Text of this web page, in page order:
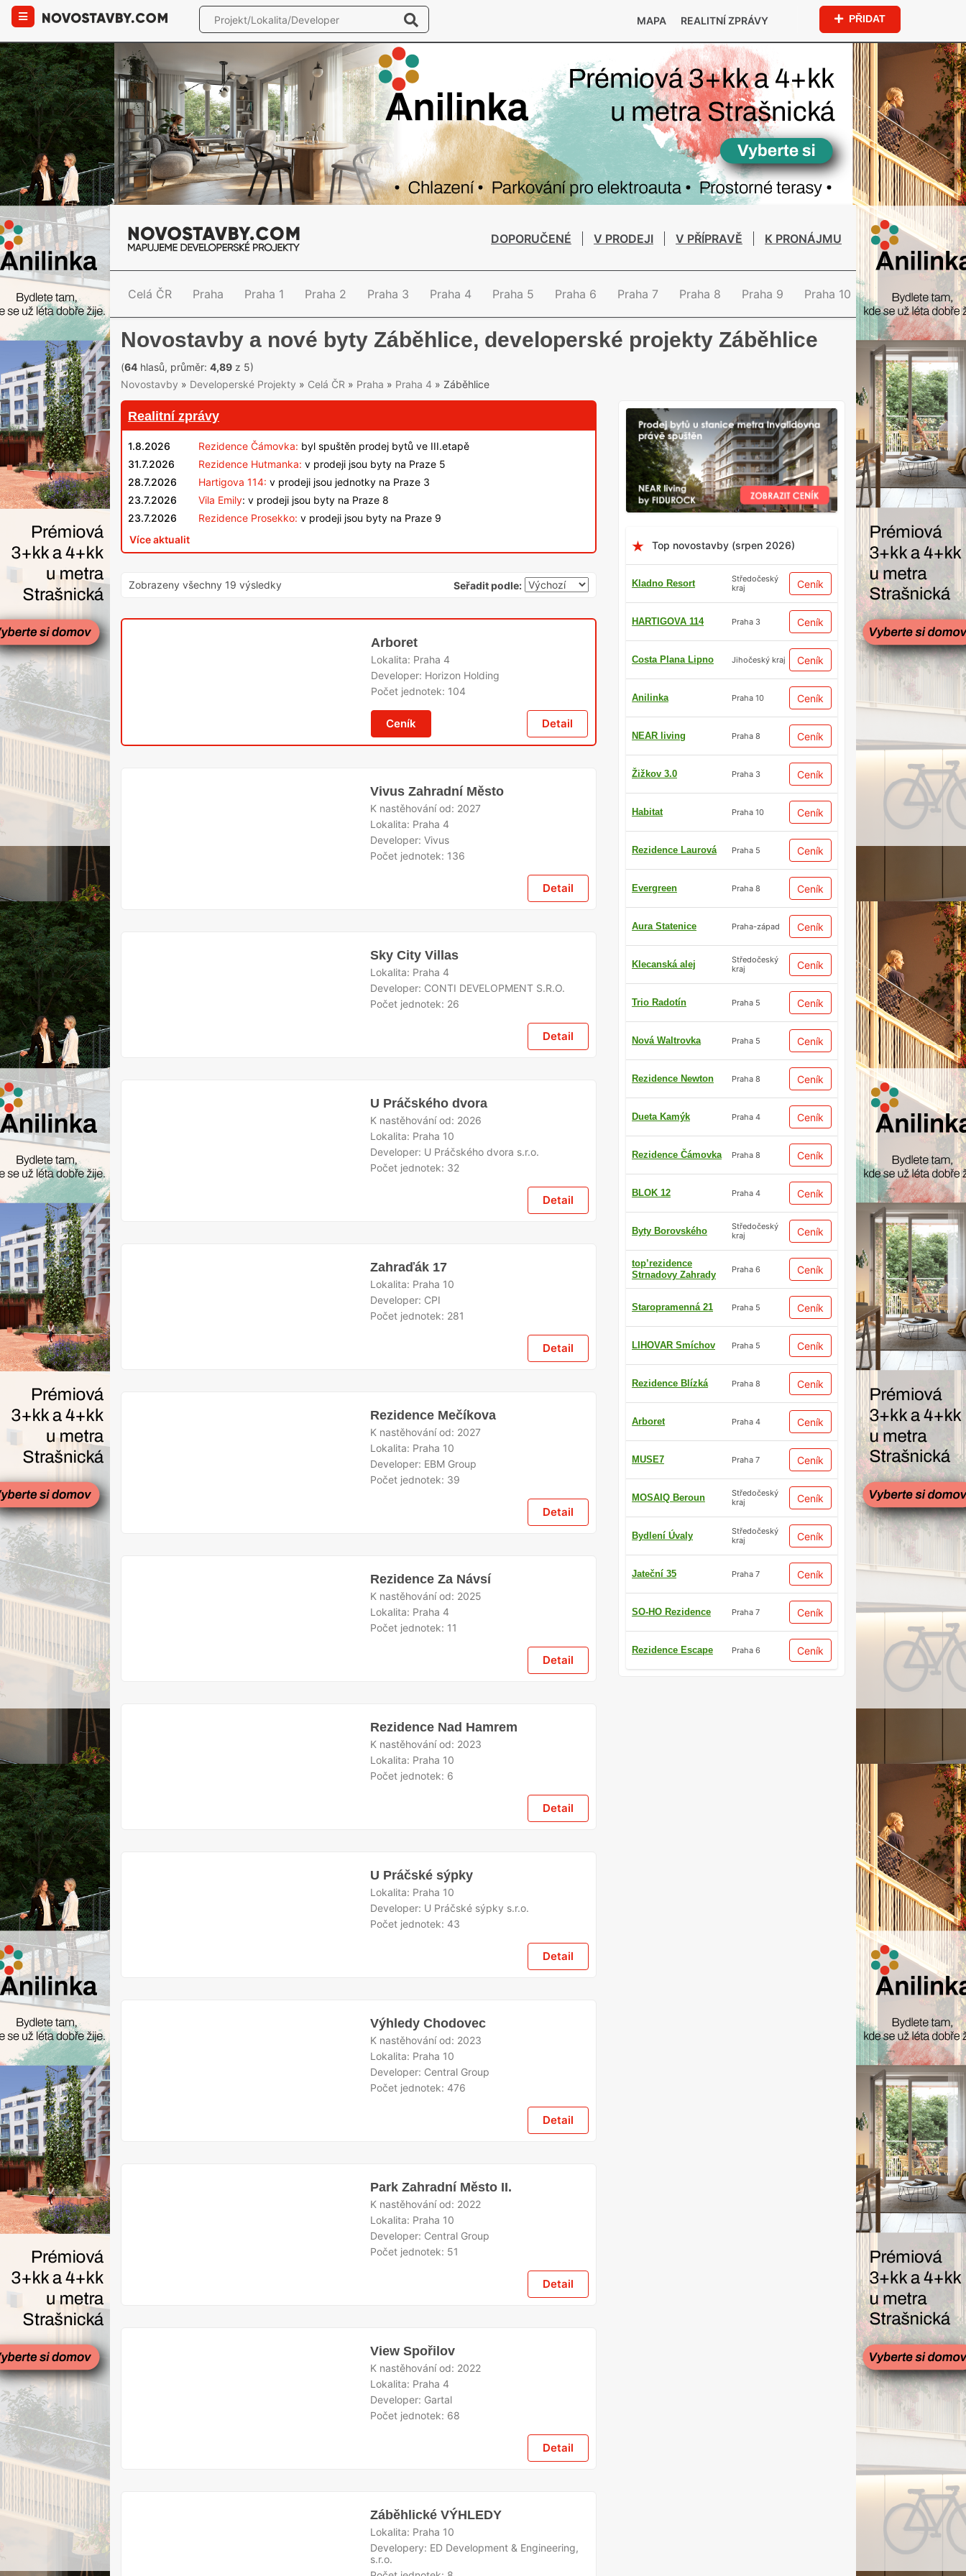
MAPA REALITNÍ ZPRÁVY PŘIDAT
DOPORUČENÉ V PRODEJI V PŘÍPRAVĚ K PRONÁJMU
Celá ČR Praha Praha 1 Praha 2 Praha 3 Praha 4 Praha 5 Praha 6 Praha 7 Praha 8 Praha 9 Praha 10
Novostavby a nové byty Záběhlice, developerské projekty Záběhlice
(64 hlasů, průměr: 4,89 z 5)
Novostavby » Developerské Projekty » Celá ČR » Praha » Praha 4 » Záběhlice
Top novostavby (srpen 2026)
Kladno Resort
Středočeský
kraj
Ceník
HARTIGOVA 114 Praha 3 Ceník
Costa Plana Lipno Jihočeský kraj Ceník
Anilinka Praha 10 Ceník
NEAR living Praha 8 Ceník
Žižkov 3.0 Praha 3 Ceník
Habitat Praha 10 Ceník
Rezidence Laurová Praha 5 Ceník
Evergreen Praha 8 Ceník
Aura Statenice Praha-západ Ceník
Klecanská alej
Středočeský
kraj
Ceník
Trio Radotín Praha 5 Ceník
Nová Waltrovka Praha 5 Ceník
Rezidence Newton Praha 8 Ceník
Dueta Kamýk Praha 4 Ceník
Rezidence Čámovka Praha 8 Ceník
BLOK 12 Praha 4 Ceník
Byty Borovského
Středočeský
kraj
Ceník
top’rezidence
Strnadovy Zahrady
Praha 6 Ceník
Staropramenná 21 Praha 5 Ceník
LIHOVAR Smíchov Praha 5 Ceník
Rezidence Blízká Praha 8 Ceník
Arboret Praha 4 Ceník
MUSE7 Praha 7 Ceník
MOSAIQ Beroun
Středočeský
kraj
Ceník
Bydlení Úvaly
Středočeský
kraj
Ceník
Jateční 35 Praha 7 Ceník
SO-HO Rezidence Praha 7 Ceník
Rezidence Escape Praha 6 Ceník
Realitní zprávy
1.8.2026 Rezidence Čámovka: byl spuštěn prodej bytů ve III.etapě
31.7.2026
Rezidence Hutmanka: v prodeji jsou byty na Praze 5
28.7.2026
Hartigova 114: v prodeji jsou jednotky na Praze 3
23.7.2026
Vila Emily: v prodeji jsou byty na Praze 8
23.7.2026
Rezidence Prosekko: v prodeji jsou byty na Praze 9
Více aktualit
Zobrazeny všechny 19 výsledky Seřadit podle:
Arboret
Lokalita: Praha 4
Developer: Horizon Holding
Počet jednotek: 104
Ceník Detail
Vivus Zahradní Město
K nastěhování od: 2027
Lokalita: Praha 4
Developer:Vivus
Počet jednotek: 136
Detail
Sky City Villas
Lokalita: Praha 4
Developer: CONTI DEVELOPMENT S.R.O.
Počet jednotek: 26
Detail
U Práčského dvora
K nastěhování od: 2026
Lokalita: Praha 10
Developer: U Práčského dvora s.r.o.
Počet jednotek: 32
Detail
Zahraďák 17
Lokalita: Praha 10
Developer: CPI
Počet jednotek: 281
Detail
Rezidence Mečíkova
K nastěhování od: 2027
Lokalita: Praha 10
Developer: EBM Group
Počet jednotek: 39
Detail
Rezidence Za Návsí
K nastěhování od: 2025
Lokalita: Praha 4
Počet jednotek: 11
Detail
Rezidence Nad Hamrem
K nastěhování od: 2023
Lokalita: Praha 10
Počet jednotek: 6
Detail
U Práčské sýpky
Lokalita: Praha 10
Developer: U Práčské sýpky s.r.o.
Počet jednotek:43
Detail
Výhledy Chodovec
K nastěhování od: 2023
Lokalita: Praha 10
Developer: Central Group
Počet jednotek:476
Detail
Park Zahradní Město II.
K nastěhování od: 2022
Lokalita: Praha 10
Developer: Central Group
Počet jednotek: 51
Detail
View Spořilov
K nastěhování od: 2022
Lokalita: Praha 4
Developer: Gartal
Počet jednotek: 68
Detail
Záběhlické VÝHLEDY
Lokalita: Praha 10
Developery: ED Development & Engineering,
s.r.o.